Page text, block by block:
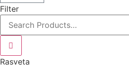
Filter
Rasveta